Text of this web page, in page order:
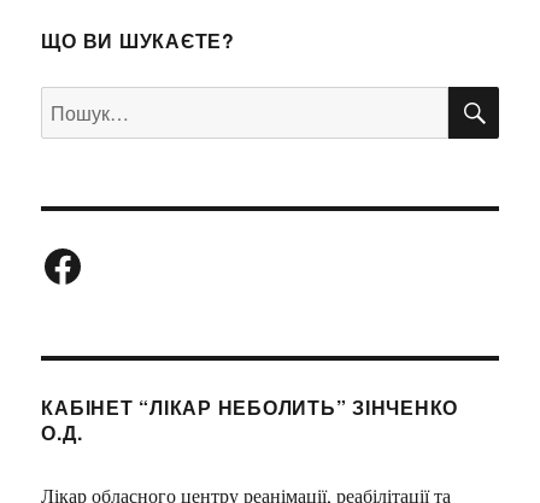
ЩО ВИ ШУКАЄТЕ?
Пошук
за
Facebook
КАБІНЕТ “ЛІКАР НЕБОЛИТЬ” ЗІНЧЕНКО
О.Д.
Лікар обласного центру реанімації, реабілітації та